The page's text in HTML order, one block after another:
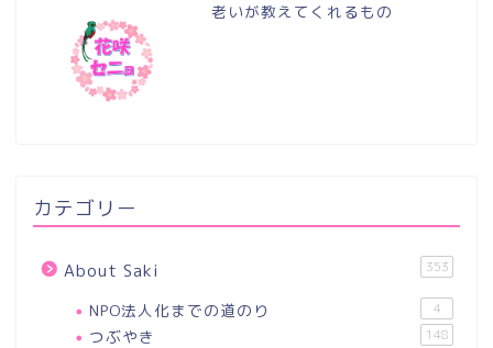
老いが教えてくれるもの
カテゴリー
About Saki 353
NPO法人化までの道のり 4
つぶやき 148